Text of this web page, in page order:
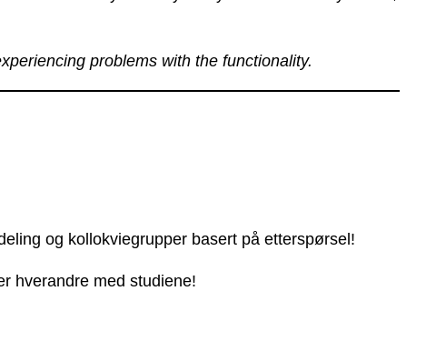
problems with the functionality.
og kollokviegrupper basert på etterspørsel!
hverandre med studiene!